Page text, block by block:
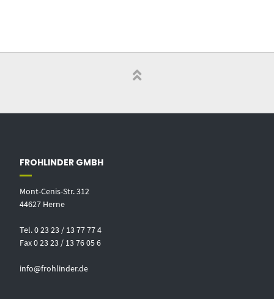
FROHLINDER GMBH
Mont-Cenis-Str. 312
44627 Herne
Tel. 0 23 23 / 13 77 77 4
Fax 0 23 23 / 13 76 05 6
info@frohlinder.de